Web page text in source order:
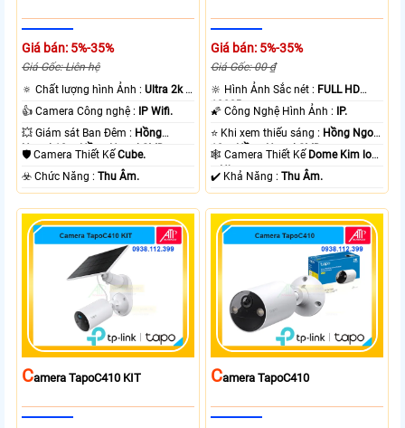
Giá bán: 5%-35%
Giá Gốc: Liên hệ
🔅 Chất lượng hình Ảnh :Ultra 2k +
.
👍 Camera Công nghệ :
IP Wifi.
💥 Giám sát Ban Đêm : Hồng
Ngoại 10m Hồng Ngoại SMD.
🛡 Camera Thiết KếCube.
️☣️ Chức Năng :Thu Âm.
Giá bán: 5%-35%
Giá Gốc: 00 ₫
🔆 Hình Ảnh Sắc nét : FULL HD
1080P .
🌠 Công Nghệ Hình Ảnh :
IP.
⭐ Khi xem thiếu sáng : Hồng Ngoại
10m Hồng Ngoại SMD.
🕸️ Camera Thiết Kế Dome Kim loại
+ Nhựa.
️✔️ Khả Năng :Thu Âm.
CAmera TapoC410 KIT CAmera TapoC410